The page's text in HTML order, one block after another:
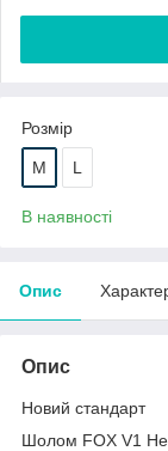
Розмір
M L
В наявності
Опис
Опис
Новий стандарт
Шолом FOX V1